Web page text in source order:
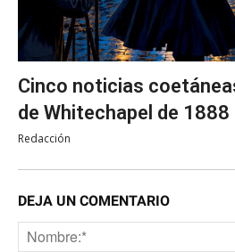
Cinco noticias
de Whitechapel de 1888
Redacción
DEJA UN COMENTARIO